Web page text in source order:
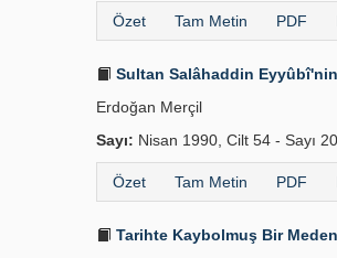
Özet Tam Metin PDF
Sultan Salâhaddin
Erdoğan Merçil
Sayı: Nisan 1990, Cilt 54 - Sayı
Özet Tam Metin PDF
Tarihte Kaybolmuş Bir